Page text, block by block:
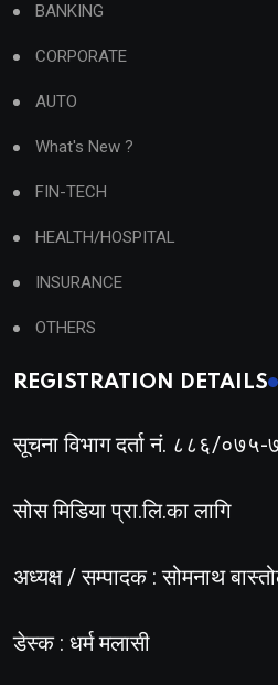
BANKING
CORPORATE
AUTO
What's New ?
FIN-TECH
HEALTH/HOSPITAL
INSURANCE
OTHERS
REGISTRATION DETAILS
सूचना विभाग दर्ता नं. ८८६/०७५-
सोस मिडिया प्रा.लि.का लागि
अध्यक्ष / सम्पादक : सोमनाथ
डेस्क : धर्म मलासी